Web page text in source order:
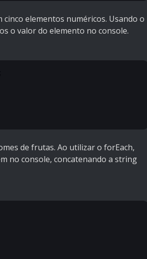
elementos numéricos. Usando o
o valor do elemento no console.
de frutas. Ao utilizar o forEach,
no console, concatenando a string